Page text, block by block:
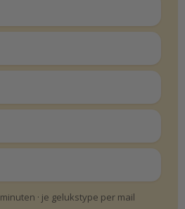
· je gelukstype per mail